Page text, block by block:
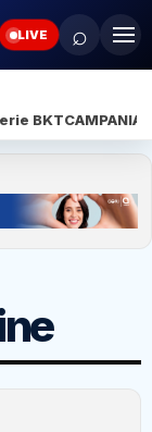
LIVE ⌕
BKTCAMPANIA